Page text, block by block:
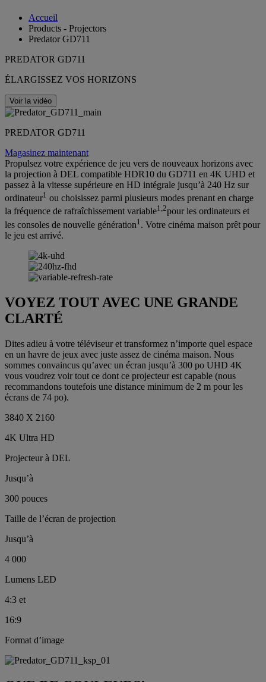
Accueil
Products - Projectors
Predator GD711
PREDATOR GD711
ÉLARGISSEZ VOS HORIZONS
Voir la vidéo
PREDATOR GD711
Magasinez maintenant
Propulsez votre expérience de jeu vers de nouveaux horizons avec
la projection à DEL compatible HDR10 du GD711 en 4K UHD et
passez à la vitesse supérieure en HD intégrale jusqu’à 240 Hz sur
ordinateur1 ou choisissez parmi plusieurs modes prenant en charge
la fréquence de rafraîchissement variable1,2pour les ordinateurs et
les consoles de nouvelle génération1 . Votre cinéma maison prêt pour
le jeu est arrivé.
VOYEZ TOUT AVEC UNE GRANDE
CLARTÉ
Dites adieu à votre téléviseur et transformez n’importe quel espace
en un havre de jeux avec juste assez de cinéma maison. Nous
sommes convaincus qu’avec un écran jusqu’à 300 po UHD 4K
vous voudrez voir tout ce dont ce projecteur est capable (nous
recommandons toutefois une distance minimum de 2 m pour les
écrans de 74 po).
3840 X 2160
4K Ultra HD
Projecteur à DEL
Jusqu’à
300 pouces
Taille de l’écran de projection
Jusqu’à
4 000
Lumens LED
4:3 et
16:9
Format d’image